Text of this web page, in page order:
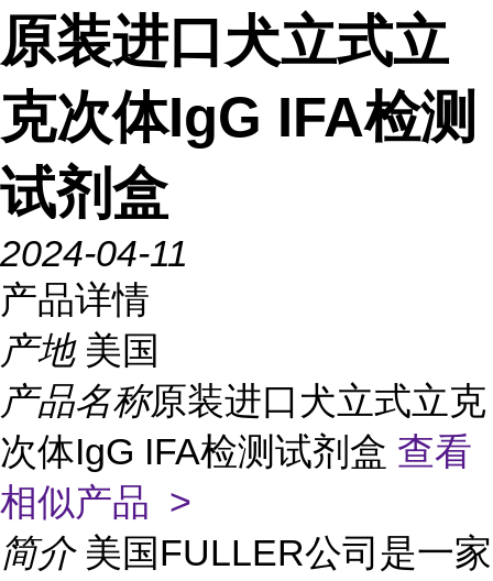
原装进口犬立式立
克次体IgG IFA检测
试剂盒
2024-04-11
产品详情
产地 美国
产品名称原装进口犬立式立克
次体IgG IFA检测试剂盒 查看
相似产品 >
简介 美国FULLER公司是一家